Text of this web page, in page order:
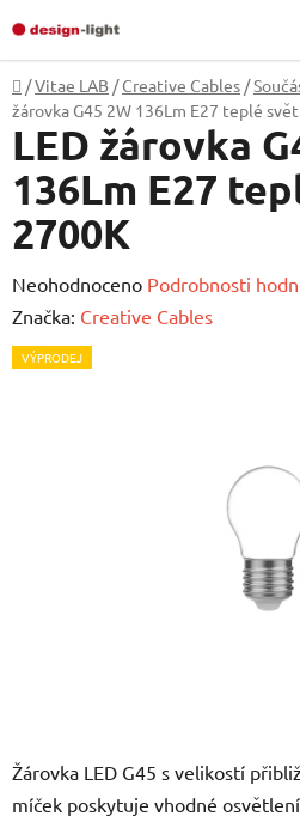
na
obsah
Domů
/Vitae LAB / Creative Cables /
žárovka G45 2W 136Lm E27 teplé
Žárovka LED G45 s velikostí
míček poskytuje vhodné
LED žárovka
136Lm E27
2700K
Průměrné
hodnocení
produktu
Neohodnoceno Podrobnosti
Značka: Creative Cables
VÝPRODEJ